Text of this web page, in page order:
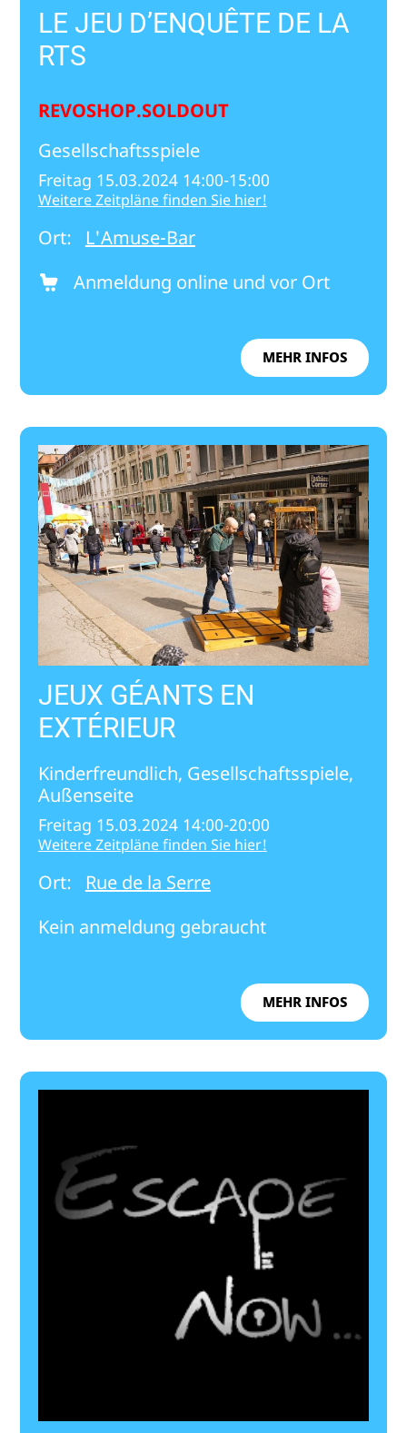
LE JEU D’ENQUÊTE DE LA
RTS
REVOSHOP.SOLDOUT
Gesellschaftsspiele
Freitag 15.03.2024 14:00-15:00
Weitere Zeitpläne finden Sie hier!
Ort:
L'Amuse-Bar
Anmeldung online und vor Ort
MEHR INFOS
JEUX GÉANTS EN
EXTÉRIEUR
Kinderfreundlich, Gesellschaftsspiele,
Außenseite
Freitag 15.03.2024 14:00-20:00
Weitere Zeitpläne finden Sie hier!
Ort:
Rue de la Serre
Kein anmeldung gebraucht
MEHR INFOS